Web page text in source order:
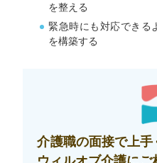
を整える
緊急時にも対応できる
を構築する
介護職の面接で上